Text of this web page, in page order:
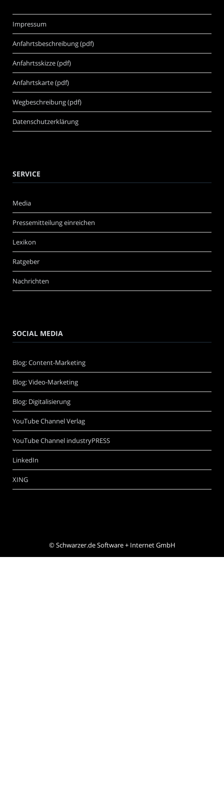
Impressum
Anfahrtsbeschreibung (pdf)
Anfahrtsskizze (pdf)
Anfahrtskarte (pdf)
Wegbeschreibung (pdf)
Datenschutzerklärung
SERVICE
Media
Pressemitteilung einreichen
Lexikon
Ratgeber
Nachrichten
SOCIAL MEDIA
Blog: Content-Marketing
Blog: Video-Marketing
Blog: Digitalisierung
YouTube Channel Verlag
YouTube Channel industryPRESS
LinkedIn
XING
©Schwarzer.de Software + Internet GmbH